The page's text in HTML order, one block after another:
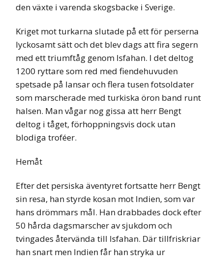
den växte i varenda skogsbacke i Sverige.
Kriget mot turkarna slutade på ett för perserna
lyckosamt sätt och det blev dags att fira segern
med ett triumftåg genom Isfahan. I det deltog
1200 ryttare som red med fiendehuvuden
spetsade på lansar och flera tusen fotsoldater
som marscherade med turkiska öron band runt
halsen. Man vågar nog gissa att herr Bengt
deltog i tåget, förhoppningsvis dock utan
blodiga troféer.
Hemåt
Efter det persiska äventyret fortsatte herr Bengt
sin resa, han styrde kosan mot Indien, som var
hans drömmars mål. Han drabbades dock efter
50 hårda dagsmarscher av sjukdom och
tvingades återvända till Isfahan. Där tillfriskriar
han snart men Indien får han stryka ur